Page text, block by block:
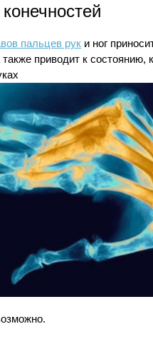
пальцев руки ног
приводит к состоянию,